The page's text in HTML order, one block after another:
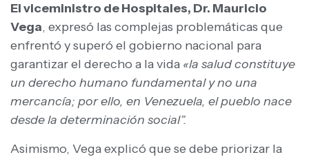
El viceministro de Hospitales, Dr. Mauricio
Vega, expresó las complejas problemáticas que
enfrentó y superó el gobierno nacional para
garantizar el derecho a la vida «la salud constituye
un derecho humano fundamental y no una
mercancía; por ello, en Venezuela, el pueblo nace
desde la determinación social”.
Asimismo, Vega explicó que se debe priorizar la